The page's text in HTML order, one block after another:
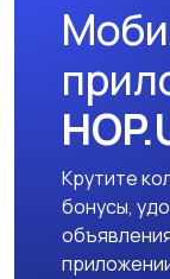
Крутите
бонусы,